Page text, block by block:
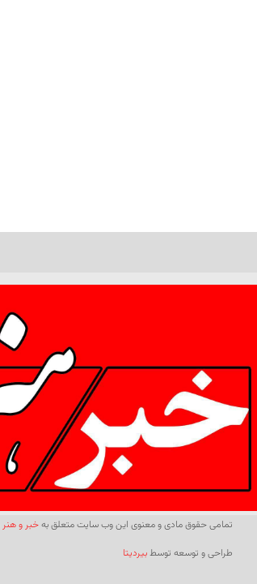
تمامی حقوق مادی و معنوی این وب سایت متعلق بهخبر و هنر
طراحی و توسعه توسطبیردیتا